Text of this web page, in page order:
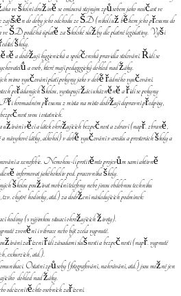
ve školní družině se omlouvá stejným způsobem jako neúčast ve
do doby jeho odchodu ze ŠD (nikoli už během jeho přesunu do
ŠD podléhá úplatě za školské služby dle platné legislativy. Výši
školy.
a dodržují hygienická a společenská pravidla stolování. Řídí se
a osob, které mají pedagogický dohled nad žáky.
mimo vyučování platí pokyny jako v době řádného vyučování.
pořádaných školou, vystupují žáci ukázněně a řídí se pokyny
hromadném přesunu z místa na místo dodržují dopravní předpisy,
svou i ostatních.
užívání věcí a látek ohrožujících bezpečnost a zdraví (např. zbraně,
a návykové látky, alkohol) v době vyučování v areálu a prostorách školy a
a xenofobie. Nemohou-li proti těmto projevům sami aktivně
informovat jakéhokoliv ped. pracovníka školy.
školou používat mobilní telefony nebo jinou obdobnou techniku
chytré hodinky, atd.) za dodržení následujících podmínek:
hodiny (s výjimkou situací ohrožujících životy).
zvonění i vibrace nebo být zcela vypnuté.
zařízení řídí zásadami slušnosti a bezpečnosti (např. vypnuté
exkurzích, atd.).
Ostatní způsoby (fotografování, nahrávání, atd.) jsou možné jen
dohled nad žáky.
odcizení těchto osobních zařízení.